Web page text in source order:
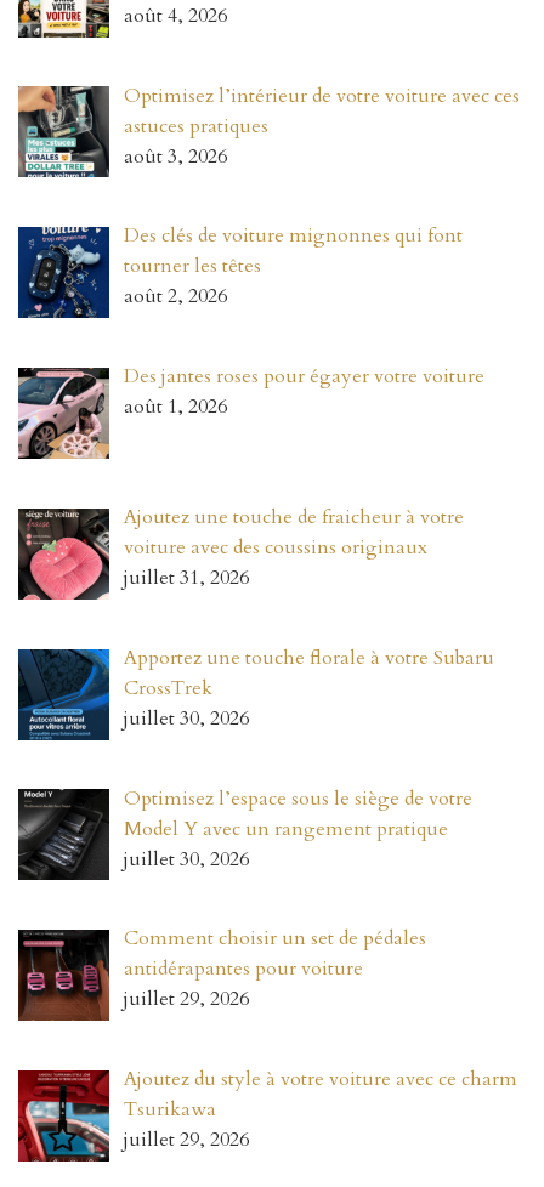
août 4, 2026
Optimisez l’intérieur de votre voiture avec ces
astuces pratiques
août 3, 2026
Des clés de voiture mignonnes qui font
tourner les têtes
août 2, 2026
Des jantes roses pour égayer votre voiture
août 1, 2026
Ajoutez une touche de fraicheur à votre
voiture avec des coussins originaux
juillet 31, 2026
Apportez une touche florale à votre Subaru
CrossTrek
juillet 30, 2026
Optimisez l’espace sous le siège de votre
Model Y avec un rangement pratique
juillet 30, 2026
Comment choisir un set de pédales
antidérapantes pour voiture
juillet 29, 2026
Ajoutez du style à votre voiture avec ce charm
Tsurikawa
juillet 29, 2026